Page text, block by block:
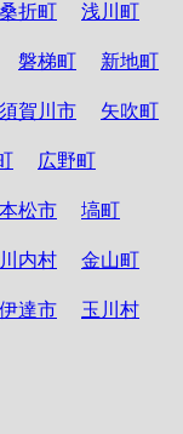
桑折町 浅川町
磐梯町 新地町
須賀川市 矢吹町
広野町
松市 塙町
川内村 金山町
伊達市 玉川村